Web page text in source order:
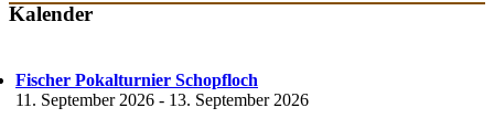
Kalender
Fischer Pokalturnier Schopfloch
11. September 2026 - 13. September 2026